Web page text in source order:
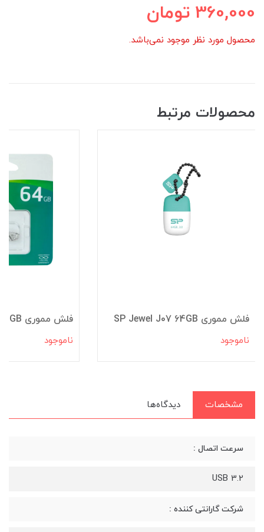
360,000 تومان
محصول مورد نظر موجود نمی‌باشد.
محصولات مرتبط
فلش مموری SP Jewel J07 64GB
ناموجود
فلش مموری Apacer AH112 64GB
ناموجود
مشخصات دیدگاه‌ها
سرعت اتصال :
USB 3.2
شرکت گارانتی کننده :